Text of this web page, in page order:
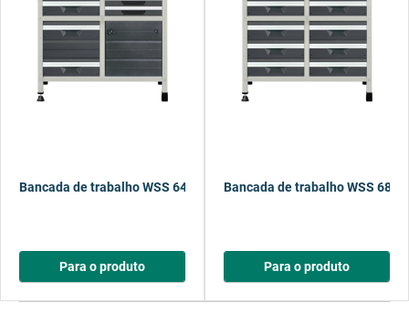
Bancada de trabalho WSS 640, 1130 mm
Para o produto
Bancada de trabalho WSS 680,
Para o produto